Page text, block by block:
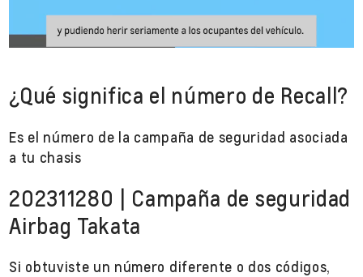
¿Qué significa el número de Recall?
Es el número de la campaña de seguridad asociada
a tu chasis
202311280 | Campaña de seguridad
Airbag Takata
Si obtuviste un número diferente o dos códigos,